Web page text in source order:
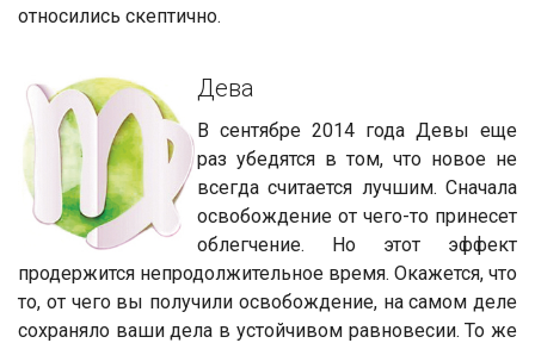
относились скептично.
Дева
В сентябре 2014 года Девы еще
раз убедятся в том, что новое не
всегда считается лучшим. Сначала
освобождение от чего-то принесет
облегчение. Но этот эффект
продержится непродолжительное время. Окажется, что
то, от чего вы получили освобождение, на самом деле
сохраняло ваши дела в устойчивом равновесии. То же